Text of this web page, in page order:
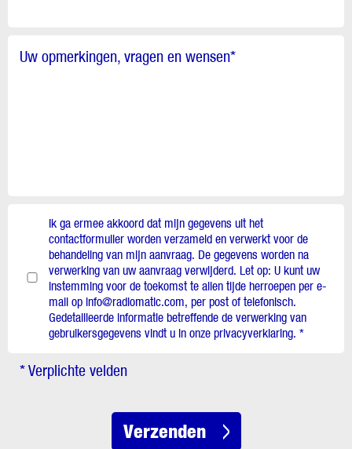
Uw opmerkingen, vragen en wensen*
Ik ga ermee akkoord dat mijn gegevens uit het
contactformulier worden verzameld en verwerkt voor de
behandeling van mijn aanvraag. De gegevens worden na
verwerking van uw aanvraag verwijderd. Let op: U kunt uw
instemming voor de toekomst te allen tijde herroepen per e-
mail op info@radiomatic.com, per post of telefonisch.
Gedetailleerde informatie betreffende de verwerking van
gebruikersgegevens vindt u in onze privacyverklaring. *
* Verplichte velden
Verzenden